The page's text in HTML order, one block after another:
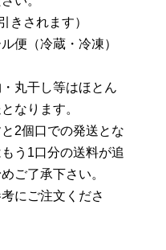
きされます）
便（冷蔵・冷凍）
丸干し等はほとん
なります。
2個口での発送とな
う1口分の送料が追
ご了承下さい。
にご注文くださ